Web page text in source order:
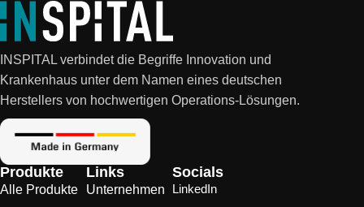
INSPITAL verbindet die Begriffe Innovation und
Krankenhaus unter dem Namen eines deutschen
Herstellers von hochwertigen Operations-Lösungen.
Produkte
Alle Produkte
Links
Unternehmen
Socials
LinkedIn